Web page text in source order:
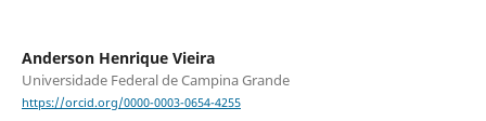
Anderson Henrique Vieira
Universidade Federal de Campina Grande
https://orcid.org/0000-0003-0654-4255